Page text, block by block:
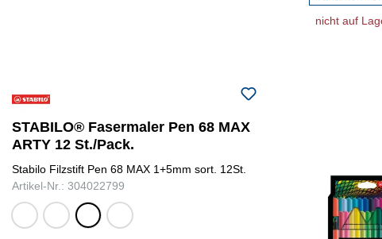
nicht auf
STABILO® Fasermaler Pen 68 MAX
ARTY 12 St./Pack.
Stabilo Filzstift Pen 68 MAX 1+5mm sort. 12St.
Artikel-Nr.: 304022799
mittelblau,
grün,
schwarz,
mittelblau,
grün,
gelb,
braun,
zitronengelb,
mittelblau,
apfelgrün,
grün, braun,
schwarz,
braun,
eisgrün, gelb,
karminrot, lila,
mittelgrau,
ocker dunkel,
orange,